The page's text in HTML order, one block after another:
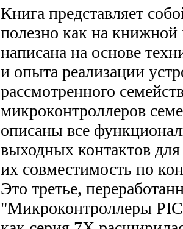
Книга представляет
полезно как на книжной
написана на основе
и опыта реализации
рассмотренного
микроконтроллеров
описаны все
выходных контактов
их совместимость по
Это третье,
"Микроконтроллеры